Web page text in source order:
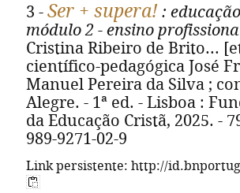
3 - Ser + supera! :
módulo 2 - ensino
Cristina Ribeiro de Brito...
científico-pedagógica José
Manuel Pereira da Silva ;
Alegre. - 1ª ed. - Lisboa :
da Educação Cristã, 2025. -
989-9271-02-9
Link persistente: http://